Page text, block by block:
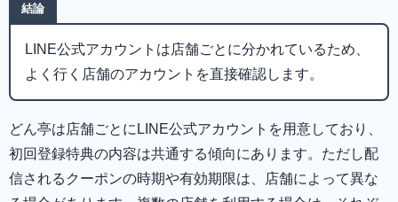
結論
LINE公式アカウントは店舗ごとに分かれているため、
よく行く店舗のアカウントを直接確認します。
どん亭は店舗ごとにLINE公式アカウントを用意しており、
初回登録特典の内容は共通する傾向にあります。ただし配
信されるクーポンの時期や有効期限は、店舗によって異な